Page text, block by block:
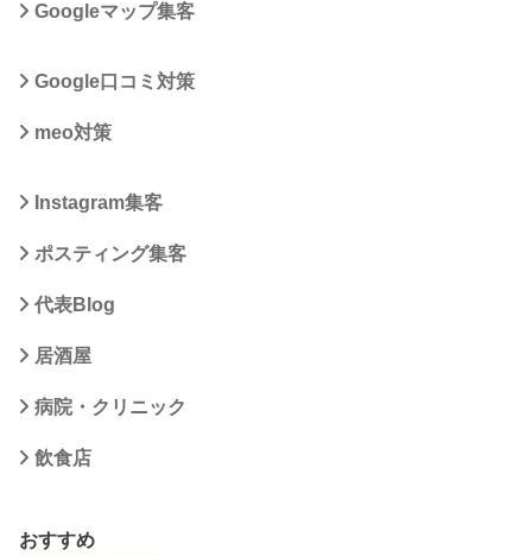
Googleマップ集客
Google口コミ対策
meo対策
Instagram集客
ポスティング集客
代表Blog
居酒屋
病院・クリニック
飲食店
おすすめ